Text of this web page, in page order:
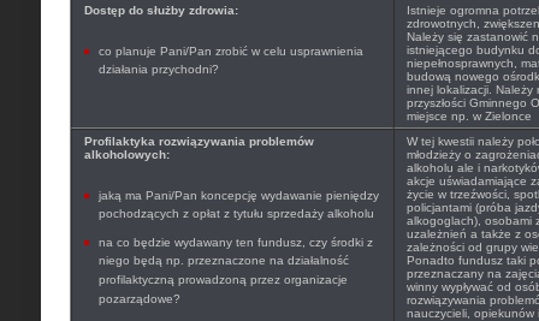
Dostęp do służby zdrowia:
co planuje Pani/Pan zrobić w celu usprawnienia
działania przychodni?
Istnieje ogromna
zdrowotnych,
Należy się zastanowić
istniejącego budynku
niepełnosprawnych,
budową nowego
innej lokalizacji. Należy
przyszłości Gminnego
miejsce np. w Zielonce
Profilaktyka rozwiązywania problemów
alkoholowych:
jaką ma Pani/Pan koncepcję wydawanie pieniędzy
pochodzących z opłat z tytułu sprzedaży alkoholu
na co będzie wydawany ten fundusz, czy środki z
niego będą np. przeznaczone na działalność
profilaktyczną prowadzoną przez organizacje
pozarządowe?
W tej kwestii należy
młodzieży o
alkoholu ale i
akcje uświadamiające
życie w trzeźwości,
policjantami (próba
alkogoglach), osobami
uzależnień a także z
zależności od grupy
Ponadto fundusz taki
przeznaczany na
winny wypływać od
rozwiązywania
nauczycieli, opiekunów